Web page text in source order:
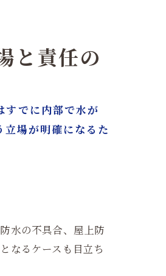
と責任の
すでに内部で水が
場が明確になるた
水の不具合、屋上防
なるケースも目立ち